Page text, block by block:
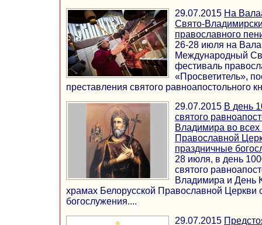
29.07.2015 На
Свято-
православного
26-28 июля на
Международный
фестиваль
«Просветитель»,
преставления святого равноапостольного
29.07.2015 В день
святого
Владимира во
Православной
праздничные
28 июля, в день
святого
Владимира и День
храмах Белорусской Православной Церкви
богослужения....
29.07.2015